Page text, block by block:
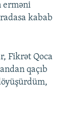
erməni
kabab
Fikrət Qoca
qaçıb